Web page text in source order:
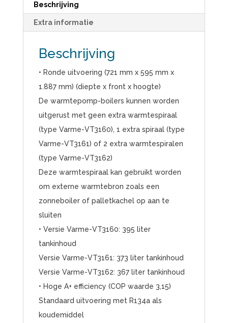
Beschrijving
Extra informatie
Beschrijving
• Ronde uitvoering (721 mm x 595 mm x
1.887 mm) (diepte x front x hoogte)
De warmtepomp-boilers kunnen worden
uitgerust met geen extra warmtespiraal
(type Varme-VT3160), 1 extra spiraal (type
Varme-VT3161) of 2 extra warmtespiralen
(type Varme-VT3162)
Deze warmtespiraal kan gebruikt worden
om externe warmtebron zoals een
zonneboiler of palletkachel op aan te
sluiten
• Versie Varme-VT3160: 395 liter
tankinhoud
Versie Varme-VT3161: 373 liter tankinhoud
Versie Varme-VT3162: 367 liter tankinhoud
• Hoge A+ efficiency (COP waarde 3,15)
Standaard uitvoering met R134a als
koudemiddel